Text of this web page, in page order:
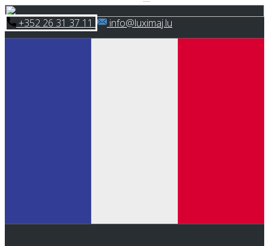
Skip
to
content
​+352 26 31 37 11 ​info@luximaj.lu